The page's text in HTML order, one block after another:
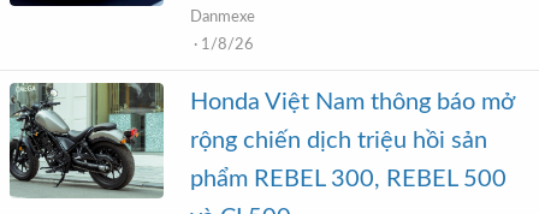
Danmexe
1/8/26
Honda Việt Nam thông báo mở
rộng chiến dịch triệu hồi sản
phẩm REBEL 300, REBEL 500